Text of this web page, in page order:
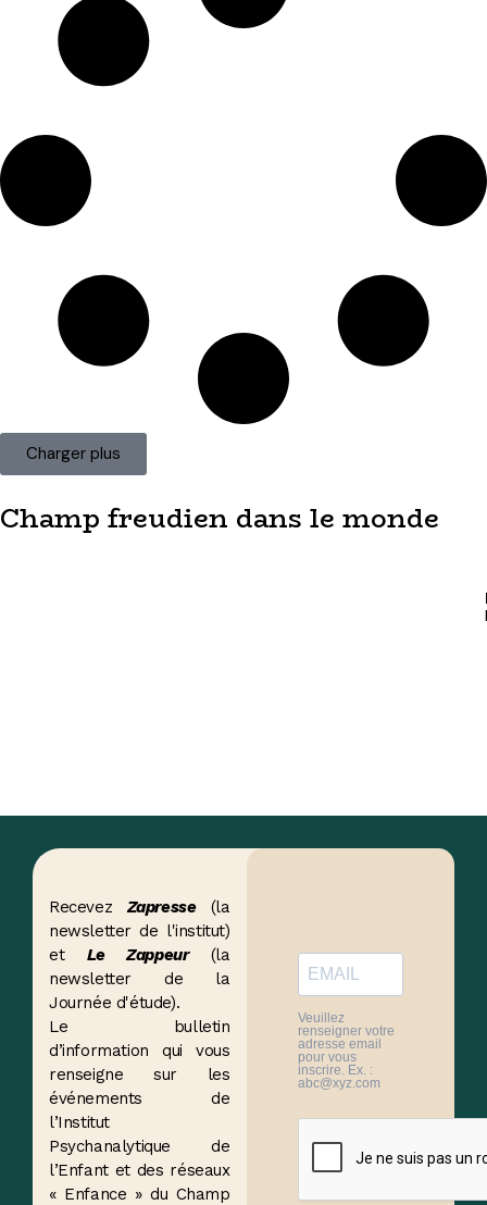
Charger plus
Champ freudien dans le monde
RecevezZapresse(la
newsletter de l'institut)
et Le Zappeur(la
newsletter de la
Journée d'étude).
Le bulletin
d’information qui vous
renseigne sur les
événements de
l’Institut
Psychanalytique de
l’Enfant et des réseaux
« Enfance » du Champ
Veuillez
renseigner votre
adresse email
pour vous
inscrire. Ex. :
abc@xyz.com